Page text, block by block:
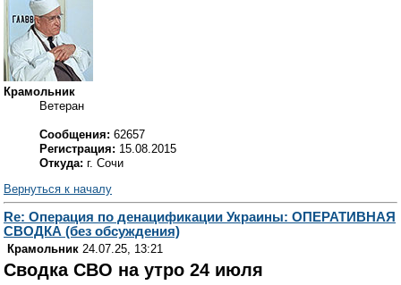
Крамольник
Ветеран
Сообщения: 62657
Регистрация: 15.08.2015
Откуда: г. Сочи
Вернуться к началу
Re: Операция по денацификации Украины: ОПЕРАТИВНАЯ
СВОДКА (без обсуждения)
Крамольник 24.07.25, 13:21
Сводка СВО на утро 24 июля